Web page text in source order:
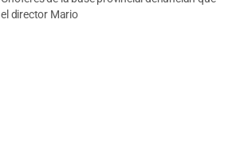
el director Mario